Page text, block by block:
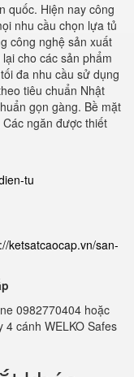
quốc. Hiện nay công
nhu cầu chọn lựa tủ
công nghệ sản xuất
cho các sản phẩm
đa nhu cầu sử dụng
tiêu chuẩn Nhật
gọn gàng. Bề mặt
ngăn được thiết
tu
ketsatcaocap.vn/san-
0982770404 hoặc
cánh WELKO Safes